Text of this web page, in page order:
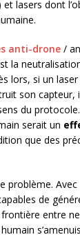
lasers dont
anti-drone /
la
lors, si un
son capteur,
du
serait un
que des
problème. Avec
de
entre